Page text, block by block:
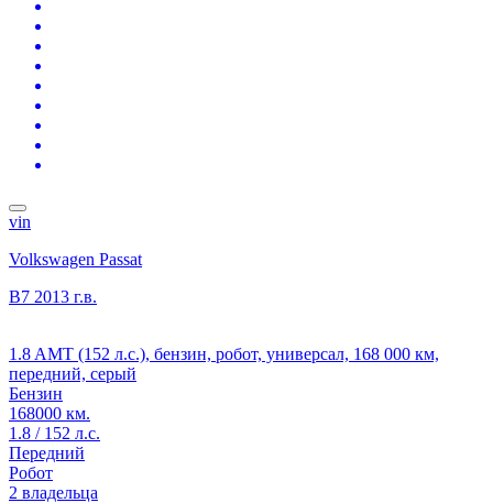
vin
Volkswagen Passat
B7 2013 г.в.
1.8 AMT (152 л.с.), бензин, робот, универсал, 168 000 км,
передний, серый
Бензин
168000 км.
1.8 / 152 л.с.
Передний
Робот
2 владельца